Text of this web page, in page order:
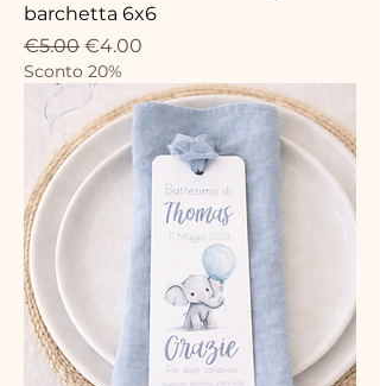
barchetta 6x6
Regular Price
€5.00 Sale Price
€4.00
Sconto 20%